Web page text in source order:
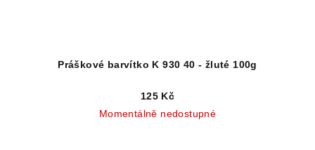
Práškové barvítko K 930 40 - žluté 100g
125 Kč
Momentálně nedostupné